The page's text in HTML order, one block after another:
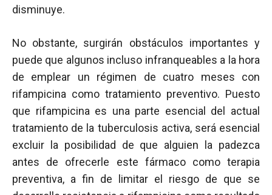
disminuye.
No obstante, surgirán obstáculos importantes y
puede que algunos incluso infranqueables a la hora
de emplear un régimen de cuatro meses con
rifampicina como tratamiento preventivo. Puesto
que rifampicina es una parte esencial del actual
tratamiento de la tuberculosis activa, será esencial
excluir la posibilidad de que alguien la padezca
antes de ofrecerle este fármaco como terapia
preventiva, a fin de limitar el riesgo de que se